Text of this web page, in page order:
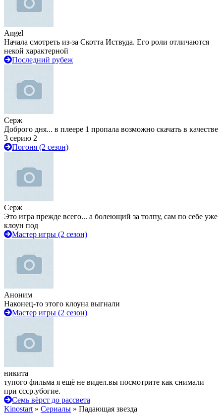
Angel
Начала смотреть из-за Скотта Иствуда. Его роли отличаются
некой характерной
Последний рубеж
Серж
Доброго дня... в плеере 1 пропала возможно скачать в качестве
3 серию 2
Погоня (2 сезон)
Серж
Это игра прежде всего... а болеющий за толпу, сам по себе уже
клоун под
Мастер игры (2 сезон)
Аноним
Наконец-то этого клоуна выгнали
Мастер игры (2 сезон)
никита
тупого фильма я ещё не видел.вы посмотрите как снимали
при ссср.убогие.
Семь вёрст до рассвета
Kinostart » Сериалы » Падающая звезда